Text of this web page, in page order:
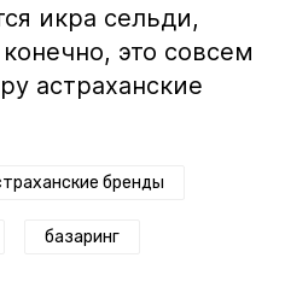
икра сельди,
это совсем
астраханские
бренды
базаринг